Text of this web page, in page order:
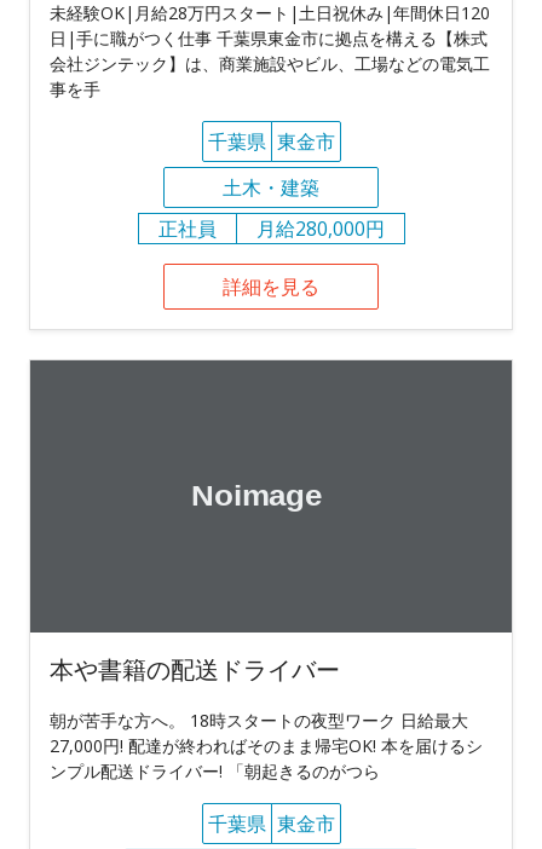
未経験OK|月給28万円スタート|土日祝休み|年間休日120
日|手に職がつく仕事 千葉県東金市に拠点を構える【株式
会社ジンテック】は、商業施設やビル、工場などの電気工
事を手
千葉県 東金市
土木・建築
正社員
月給280,000円
詳細を見る
本や書籍の配送ドライバー
朝が苦手な方へ。 18時スタートの夜型ワーク 日給最大
27,000円! 配達が終わればそのまま帰宅OK! 本を届けるシ
ンプル配送ドライバー! 「朝起きるのがつら
千葉県 東金市